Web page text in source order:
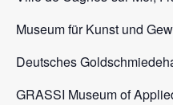
Museum für Kunst und
Deutsches
GRASSI Museum of